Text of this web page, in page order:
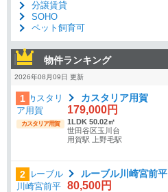
分譲賃貸
SOHO
ペット飼育可
物件ランキング
2026年08月09日 更新
1
カスタリア用賀
カスタリア用賀
179,000円
1LDK 50.02㎡
世田谷区玉川台
用賀駅 上野毛駅
2 ルーブル川崎宮前平
80,500円